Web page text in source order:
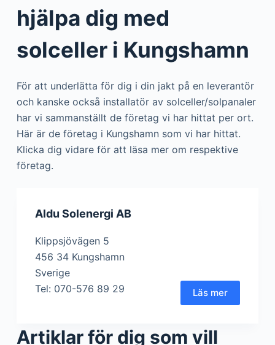
hjälpa dig med
solceller i Kungshamn
För att underlätta för dig i din jakt på en leverantör
och kanske också installatör av solceller/solpanaler
har vi sammanställt de företag vi har hittat per ort.
Här är de företag i Kungshamn som vi har hittat.
Klicka dig vidare för att läsa mer om respektive
företag.
Aldu Solenergi AB
Klippsjövägen 5
456 34 Kungshamn
Sverige
Tel: 070-576 89 29
Läs mer
Artiklar för dig som vill